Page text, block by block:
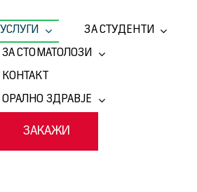
УСЛУГИ ЗА СТУДЕНТИ
ЗА СТОМАТОЛОЗИ
КОНТАКТ
ОРАЛНО ЗДРАВЈЕ
ЗАКАЖИ